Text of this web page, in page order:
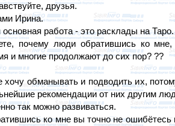
друзья.
Ирина.
работа - это расклады на Таро.
почему люди обратившись ко
и многие продолжают до сих пор? ??
хочу обманывать и подводить их,
рекомендации от них другим
так можно развиваться.
ко мне вы точно не ошибётесь